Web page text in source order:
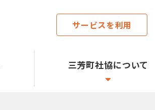
サービスを利用
三芳町社協について